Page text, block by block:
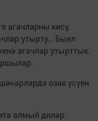
агачларны кисү,
утырту… Быел
агачлар утырттык.
озак үсүен
алмый диләр.